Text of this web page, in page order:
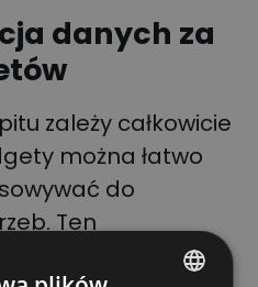
danych za
zależy całkowicie
można łatwo
do
Ten
zapewnia szybki